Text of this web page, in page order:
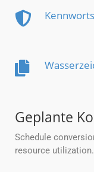
Geplante
Schedule
resource utilization.